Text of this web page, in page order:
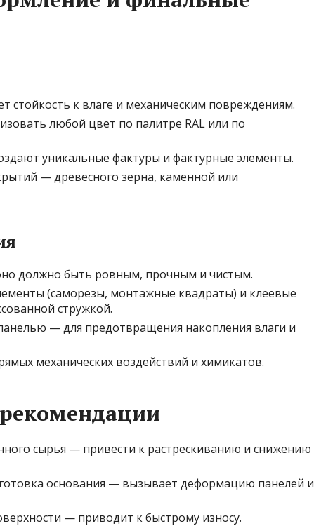
к влаге и механическим повреждениям.
любой цвет по палитре RAL или по
уникальные фактуры и фактурные элементы.
— древесного зерна, каменной или
должно быть ровным, прочным и чистым.
(саморезы, монтажные квадраты) и клеевые
стружкой.
— для предотвращения накопления влаги и
механических воздействий и химикатов.
сырья — привести к растрескиванию и снижению
основания — вызывает деформацию панелей и
— приводит к быстрому износу.